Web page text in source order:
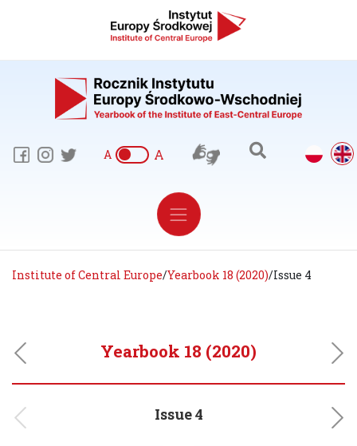
A A
Institute of Central Europe/Yearbook 18 (2020)/Issue 4
Previous
Yearbook 18 (2020)
Next
Previous
Issue 4
Next